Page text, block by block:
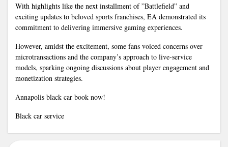
With highlights like the next installment of ”Battlefield” and
exciting updates to beloved sports franchises, EA demonstrated its
commitment to delivering immersive gaming experiences.
However, amidst the excitement, some fans voiced concerns over
microtransactions and the company’s approach to live-service
models, sparking ongoing discussions about player engagement and
monetization strategies.
Annapolis black car book now!
Black car service